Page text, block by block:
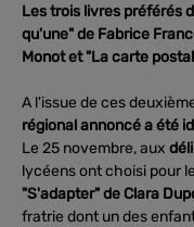
Les trois livres préférés
qu'une" de Fabrice
Monot et "La carte
A l'issue de ces
régional annoncé a été
Le 25 novembre, aux
lycéens ont choisi pour
"S'adapter" de Clara
fratrie dont un des